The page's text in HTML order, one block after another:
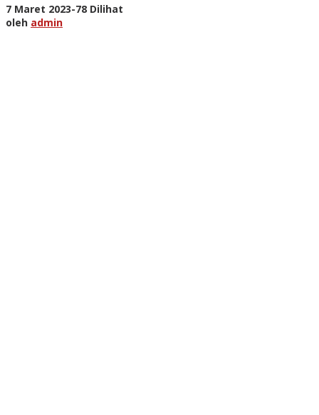
7 Maret 2023oleh
-78 Dilihat
oleh admin